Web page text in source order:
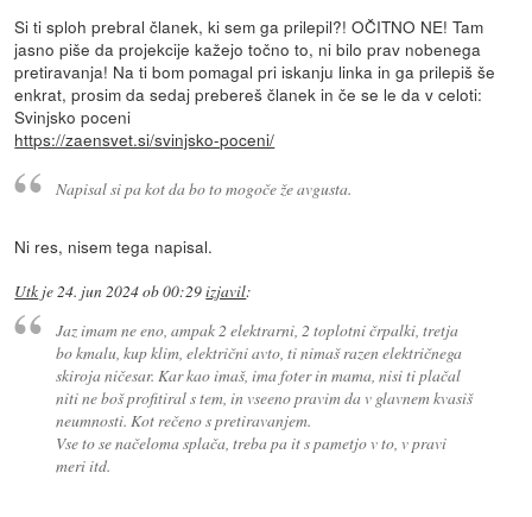
Si ti sploh prebral članek, ki sem ga prilepil?! OČITNO NE! Tam
jasno piše da projekcije kažejo točno to, ni bilo prav nobenega
pretiravanja! Na ti bom pomagal pri iskanju linka in ga prilepiš še
enkrat, prosim da sedaj prebereš članek in če se le da v celoti:
Svinjsko poceni
https://zaensvet.si/svinjsko-poceni/
Napisal si pa kot da bo to mogoče že avgusta.
Ni res, nisem tega napisal.
Utk je24. jun 2024 ob 00:29izjavil:
Jaz imam ne eno, ampak 2 elektrarni, 2 toplotni črpalki, tretja
bo kmalu, kup klim, električni avto, ti nimaš razen električnega
skiroja ničesar. Kar kao imaš, ima foter in mama, nisi ti plačal
niti ne boš profitiral s tem, in vseeno pravim da v glavnem kvasiš
neumnosti. Kot rečeno s pretiravanjem.
Vse to se načeloma splača, treba pa it s pametjo v to, v pravi
meri itd.